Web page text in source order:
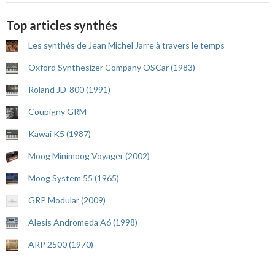
Top articles synthés
Les synthés de Jean Michel Jarre à travers le temps
Oxford Synthesizer Company OSCar (1983)
Roland JD-800 (1991)
Coupigny GRM
Kawai K5 (1987)
Moog Minimoog Voyager (2002)
Moog System 55 (1965)
GRP Modular (2009)
Alesis Andromeda A6 (1998)
ARP 2500 (1970)